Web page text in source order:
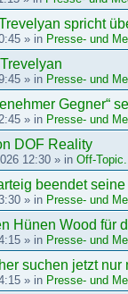
spricht
» in Presse- und
» in Presse- und
Gegner“
» in Presse- und
DOF Reality
12:30 » in Off-
beendet
» in Presse- und
Hünen Wood für
» in Presse- und
suchen jetzt nur
» in Presse- und